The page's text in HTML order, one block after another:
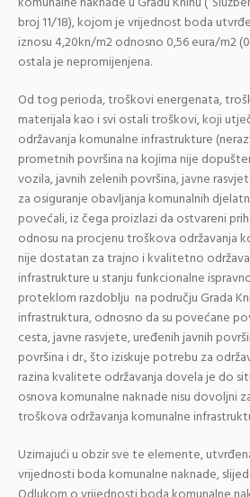
broj 11/18), kojom je vrijednost boda
iznosu 4,20kn/m2 odnosno 0,56 eura/m2
ostala je nepromijenjena.
Od tog perioda, troškovi energenata,
materijala kao i svi ostali troškovi, koji
održavanja komunalne infrastrukture
prometnih površina na kojima nije
vozila, javnih zelenih površina, javne
za osiguranje obavljanja komunalnih
povećali, iz čega proizlazi da ostvareni
odnosu na procjenu troškova održavanja
nije dostatan za trajno i kvalitetno
infrastrukture u stanju funkcionalne
proteklom razdoblju na području Grada
infrastruktura, odnosno da su povećane
cesta, javne rasvjete, uređenih javnih
površina i dr., što iziskuje potrebu za
razina kvalitete održavanja dovela je do
osnova komunalne naknade nisu dovoljni
troškova održavanja komunalne
Uzimajući u obzir sve te elemente,
vrijednosti boda komunalne naknade,